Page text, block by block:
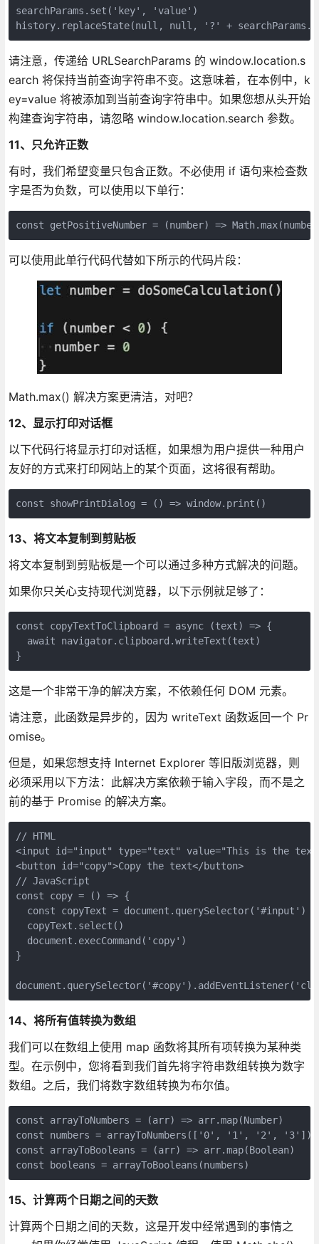
searchParams.set('key', 'value')
history.replaceState(null, null, '?' +
请注意，传递给 URLSearchParams 的 window.location.s
earch 将保持当前查询字符串不变。这意味着，在本例中，k
ey=value 将被添加到当前查询字符串中。如果您想从头开始
构建查询字符串，请忽略 window.location.search 参数。
11、只允许正数
有时，我们希望变量只包含正数。不必使用 if 语句来检查数
字是否为负数，可以使用以下单行：
const getPositiveNumber = (number) =>
可以使用此单行代码代替如下所示的代码片段：
Math.max() 解决方案更清洁，对吧？
12、显示打印对话框
以下代码行将显示打印对话框，如果想为用户提供一种用户
友好的方式来打印网站上的某个页面，这将很有帮助。
const showPrintDialog = () => window.print()
13、将文本复制到剪贴板
将文本复制到剪贴板是一个可以通过多种方式解决的问题。
如果你只关心支持现代浏览器，以下示例就足够了：
const copyTextToClipboard = async (text) => {
  await navigator.clipboard.writeText(text)
}
这是一个非常干净的解决方案，不依赖任何 DOM 元素。
请注意，此函数是异步的，因为 writeText 函数返回一个 Pr
omise。
但是，如果您想支持 Internet Explorer 等旧版浏览器，则
必须采用以下方法：此解决方案依赖于输入字段，而不是之
前的基于 Promise 的解决方案。
// HTML
<input id="input" type="text" value="This is the
<button id="copy">Copy the text</button>
// JavaScript
const copy = () => {
  const copyText = document.querySelector('#input')
  copyText.select()
  document.execCommand('copy')
}
14、将所有值转换为数组
我们可以在数组上使用 map 函数将其所有项转换为某种类
型。在示例中，您将看到我们首先将字符串数组转换为数字
数组。之后，我们将数字数组转换为布尔值。
const arrayToNumbers = (arr) => arr.map(Number)
const numbers = arrayToNumbers(['0', '1', '2', '3'])
const arrayToBooleans = (arr) => arr.map(Boolean)
const booleans = arrayToBooleans(numbers)
15、计算两个日期之间的天数
计算两个日期之间的天数，这是开发中经常遇到的事情之